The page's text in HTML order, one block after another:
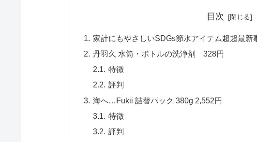
目次
家計にもやさしいSDGs節水アイテム超超最新
丹羽久 水筒・ボトルの洗浄剤 328円
特徴
評判
海へ…Fukii 詰替パック 380g 2,552円
特徴
評判